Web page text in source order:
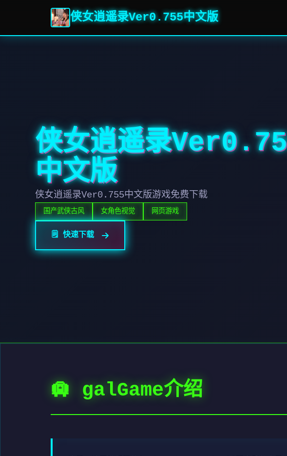
侠女逍遥录Ver0.755中文版
侠女逍遥录
中文版
侠女逍遥录Ver0.755中文版游戏免费下载
国产武侠古风 女角色视觉 网页游戏
🗒️ 快速下载
🛄 galGame介绍